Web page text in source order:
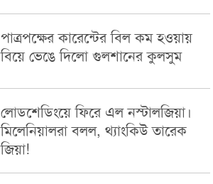
পাত্রপক্ষের কারেন্টের বিল কম হওয়ায়
বিয়ে ভেঙে দিলো গুলশানের কুলসুম
লোডশেডিংয়ে ফিরে এল নস্টালজিয়া।
মিলেনিয়ালরা বলল, থ্যাংকিউ তারেক
জিয়া!